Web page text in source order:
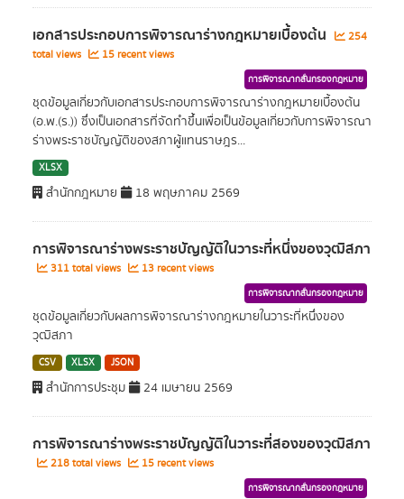
เอกสารประกอบการพิจารณาร่างกฎหมายเบื้องต้น
254
total views
15 recent views
การพิจารณากลั่นกรองกฎหมาย
ชุดข้อมูลเกี่ยวกับเอกสารประกอบการพิจารณาร่างกฎหมายเบื้องต้น
(อ.พ.(ร.)) ซึ่งเป็นเอกสารที่จัดทำขึ้นเพื่อเป็นข้อมูลเกี่ยวกับการพิจารณา
ร่างพระราชบัญญัติของสภาผู้แทนราษฎร...
XLSX
สำนักกฎหมาย 18 พฤษภาคม 2569
การพิจารณาร่างพระราชบัญญัติในวาระที่หนึ่งของวุฒิสภา
311 total views 13 recent views
การพิจารณากลั่นกรองกฎหมาย
ชุดข้อมูลเกี่ยวกับผลการพิจารณาร่างกฎหมายในวาระที่หนึ่งของ
วุฒิสภา
CSV XLSX JSON
สำนักการประชุม 24 เมษายน 2569
การพิจารณาร่างพระราชบัญญัติในวาระที่สองของวุฒิสภา
218 total views 15 recent views
การพิจารณากลั่นกรองกฎหมาย